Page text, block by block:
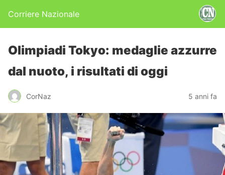
Corriere Nazionale
Olimpiadi Tokyo: medaglie azzurre
dal nuoto, i risultati di oggi
CorNaz 5 anni fa